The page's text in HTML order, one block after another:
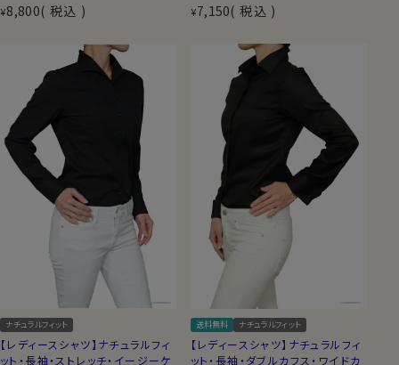
¥8,800 税込 ¥7,150 税込
ナチュラルフィット
【レディースシャツ】ナチュラルフィ
ット・長袖・ストレッチ・イージーケ
送料無料 ナチュラルフィット
【レディースシャツ】ナチュラルフィ
ット・長袖・ダブルカフス・ワイドカ